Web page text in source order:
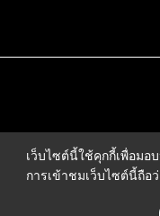
เว็บไซต์นี้ใช้คุกกี้เพื่อม
การเข้าชมเว็บไซต์นี้ถือ